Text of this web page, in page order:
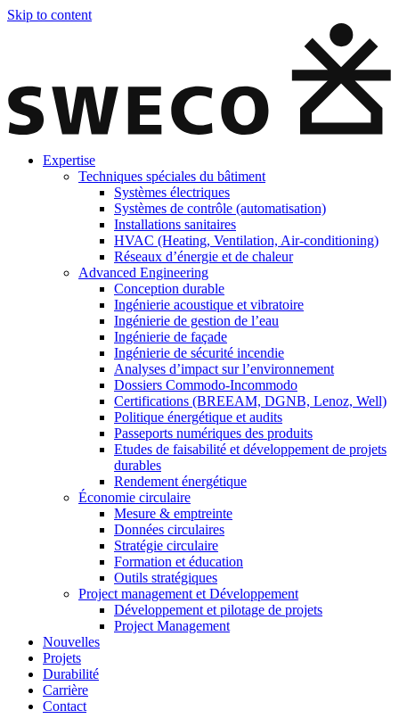
Skip to content
Expertise
Techniques spéciales du bâtiment
Systèmes électriques
Systèmes de contrôle (automatisation)
Installations sanitaires
HVAC (Heating, Ventilation, Air-conditioning)
Réseaux d’énergie et de chaleur
Advanced Engineering
Conception durable
Ingénierie acoustique et vibratoire
Ingénierie de gestion de l’eau
Ingénierie de façade
Ingénierie de sécurité incendie
Analyses d’impact sur l’environnement
Dossiers Commodo-Incommodo
Certifications (BREEAM, DGNB, Lenoz, Well)
Politique énergétique et audits
Passeports numériques des produits
Etudes de faisabilité et développement de projets
durables
Rendement énergétique
Économie circulaire
Mesure & emptreinte
Données circulaires
Stratégie circulaire
Formation et éducation
Outils stratégiques
Project management et Développement
Développement et pilotage de projets
Project Management
Nouvelles
Projets
Durabilité
Carrière
Contact